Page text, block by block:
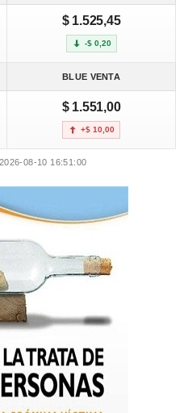
$ 1.525,45
-$ 0,20
BLUE VENTA
$ 1.551,00
+$ 10,00
08-10 16:51:00